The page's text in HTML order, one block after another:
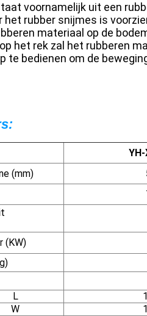
voornamelijk uit een
het rubber snijmes is
materiaal op de
het rek zal het rubberen
te bedienen om de
(mm)
(KW)
L
W